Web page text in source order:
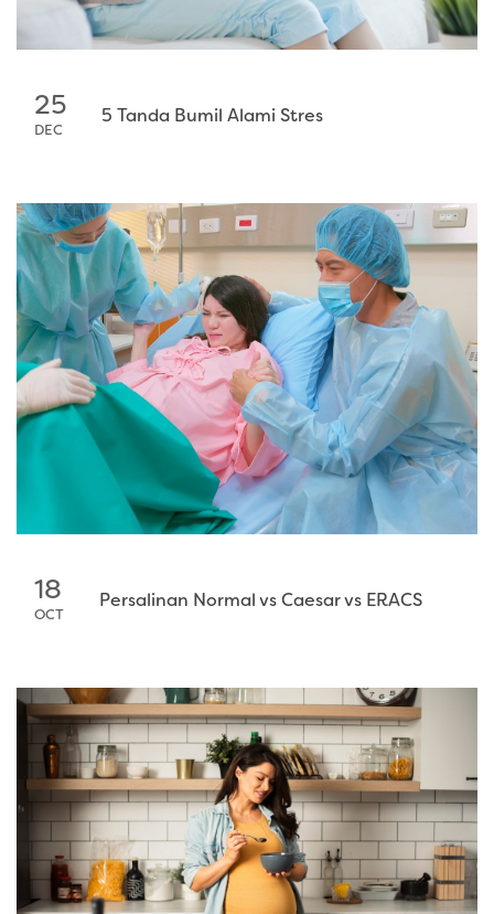
25
DEC
5 Tanda Bumil Alami Stres
18
OCT
Persalinan Normal vs Caesar vs ERACS